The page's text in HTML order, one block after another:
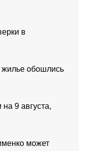
в
обошлись
9 августа,
может